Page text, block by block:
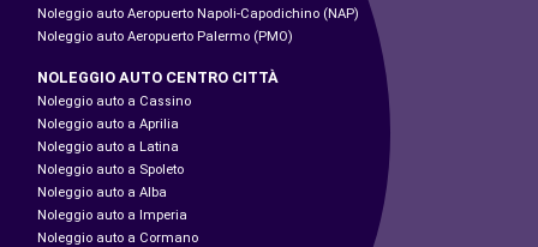
Noleggio auto Aeropuerto Napoli-Capodichino (NAP)
Noleggio auto Aeropuerto Palermo (PMO)
NOLEGGIO AUTO CENTRO CITTÀ
Noleggio auto a Cassino
Noleggio auto a Aprilia
Noleggio auto a Latina
Noleggio auto a Spoleto
Noleggio auto a Alba
Noleggio auto a Imperia
Noleggio auto a Cormano